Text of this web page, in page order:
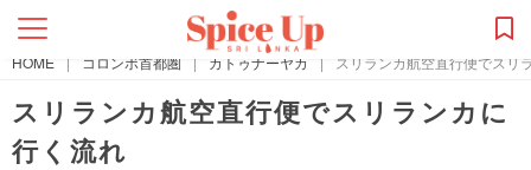
HOME | コロンボ首都圏 | カトゥナーヤカ | スリランカ航空直行便でスリ
スリランカ航空直行便でスリランカに
行く流れ